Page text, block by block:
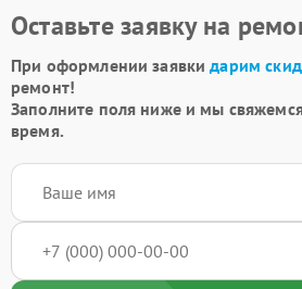
Оставьте заявку на
При оформлении заявкидарим
ремонт!
Заполните поля ниже и мы
время.